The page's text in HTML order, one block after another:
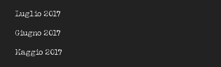
Luglio 2017
Giugno 2017
Maggio 2017